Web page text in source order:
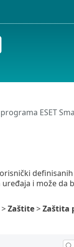
ESET
i može da
Zaštite>Zaštita